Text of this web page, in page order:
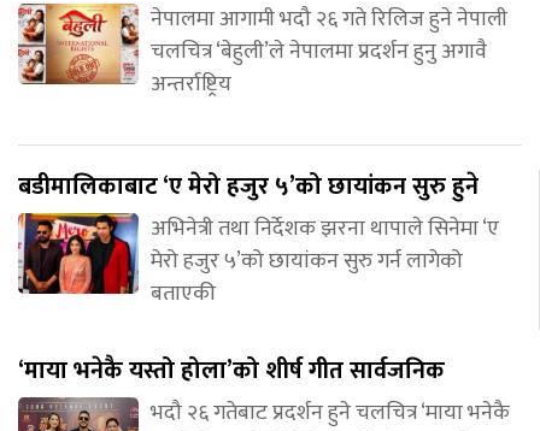
नेपालमा आगामी भदौ २६ गते रिलिज हुने नेपाली
चलचित्र ‘बेहुली’ले नेपालमा प्रदर्शन हुनु अगावै
अन्तर्राष्ट्रिय
बडीमालिकाबाट ‘ए मेरो हजुर ५’को छायांकन सुरु हुने
अभिनेत्री तथा निर्देशक झरना थापाले सिनेमा ‘ए
मेरो हजुर ५’को छायांकन सुरु गर्न लागेको
बताएकी
‘माया भनेकै यस्तो होला’को शीर्ष गीत सार्वजनिक
भदौ २६ गतेबाट प्रदर्शन हुने चलचित्र ‘माया भनेकै